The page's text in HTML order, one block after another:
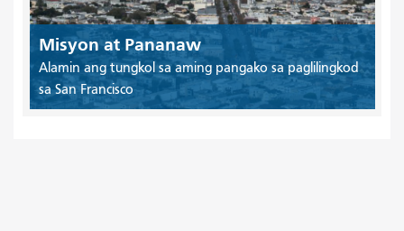
Misyon at Pananaw
Alamin ang tungkol sa aming pangako sa paglilingkod
sa San Francisco